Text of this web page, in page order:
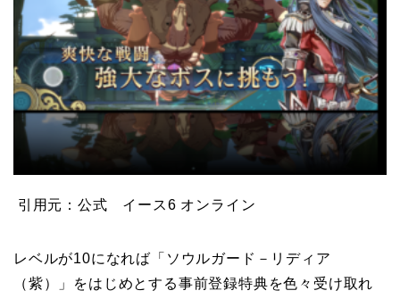
引用元：公式 イース6 オンライン
レベルが10になれば「ソウルガード－リディア
（紫）」をはじめとする事前登録特典を色々受け取れ